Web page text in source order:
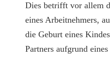
Dies betrifft vor allem
eines Arbeitnehmers,
die Geburt eines
Partners aufgrund